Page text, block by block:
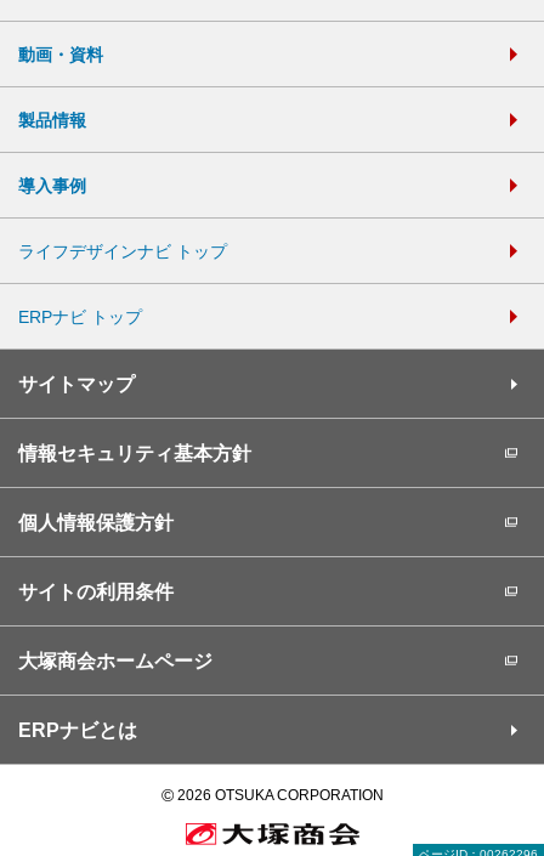
動画・資料
製品情報
導入事例
ライフデザインナビ トップ
ERPナビ トップ
サイトマップ
情報セキュリティ基本方針
個人情報保護方針
サイトの利用条件
大塚商会ホームページ
ERPナビとは
©2026 OTSUKA CORPORATION